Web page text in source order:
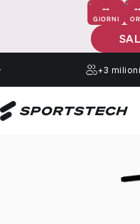
Vai direttamente ai --
GIORNI
+3 milioni
Sportstech